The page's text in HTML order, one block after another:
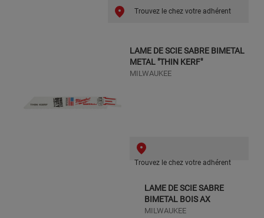
Trouvez le chez votre adhérent
LAME DE SCIE SABRE BIMETAL
METAL "THIN KERF"
MILWAUKEE
Trouvez le chez votre adhérent
LAME DE SCIE SABRE
BIMETAL BOIS AX
MILWAUKEE